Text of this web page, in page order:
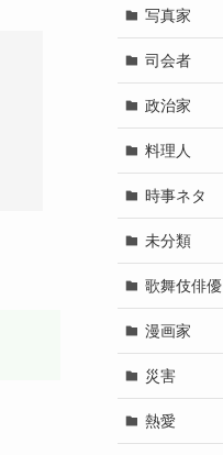
写真家
司会者
政治家
料理人
時事ネタ
未分類
歌舞伎俳優
漫画家
災害
熱愛